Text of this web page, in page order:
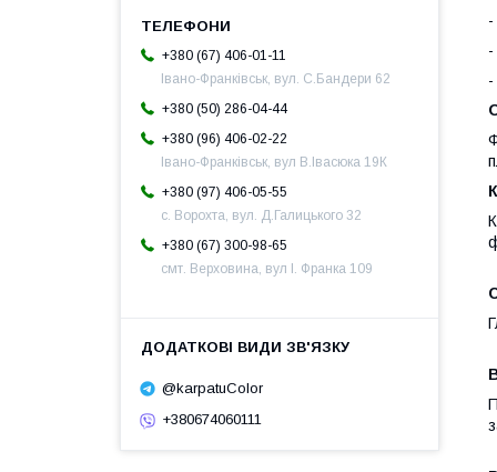
-
-
-
+380 (67) 406-01-11
Івано-Франківськ, вул. С.Бандери 62
+380 (50) 286-04-44
+380 (96) 406-02-22
Івано-Франківськ, вул В.Івасюка 19К
+380 (97) 406-05-55
с. Ворохта, вул. Д.Галицького 32
+380 (67) 300-98-65
смт. Верховина, вул І. Франка 109
@karpatuColor
+380674060111